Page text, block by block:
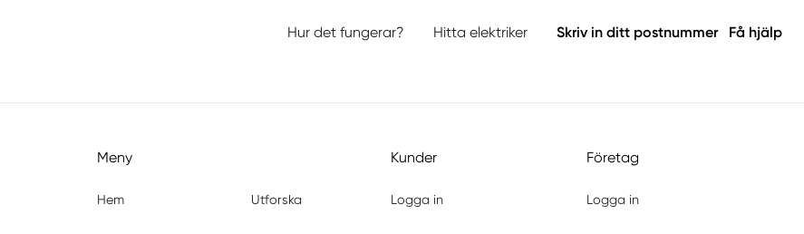
Hur det fungerar? Hitta elektriker Skriv in ditt postnummer Få hjälp
Meny
Hem Utforska
Kunder
Logga in
Företag
Logga in